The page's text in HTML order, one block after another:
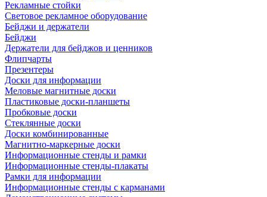
Рекламные стойки
Световое рекламное оборудование
Бейджи и держатели
Бейджи
Держатели для бейджов и ценников
Флипчарты
Презентеры
Доски для информации
Меловые магнитные доски
Пластиковые доски-планшеты
Пробковые доски
Стеклянные доски
Доски комбинированные
Магнитно-маркерные доски
Информационные стенды и рамки
Информационные стенды-плакаты
Рамки для информации
Информационные стенды с карманами